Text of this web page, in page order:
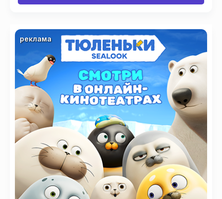
реклама